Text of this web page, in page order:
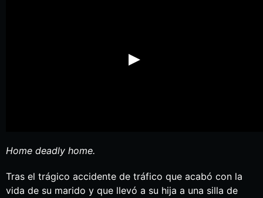
Home deadly home.
Tras el trágico accidente de tráfico que acabó con la
vida de su marido y que llevó a su hija a una silla de